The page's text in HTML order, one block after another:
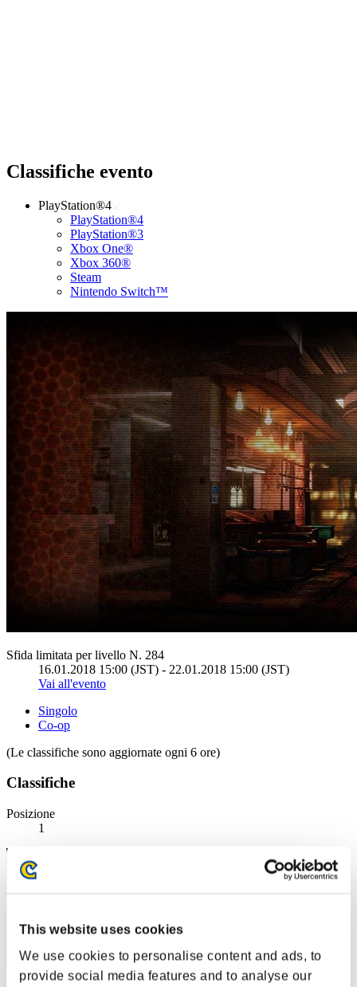
This website uses cookies
We use cookies to personalise content and ads, to
provide social media features and to analyse our
Classifiche evento
PlayStation®4
PlayStation®4
PlayStation®3
Xbox One®
Xbox 360®
Steam
Nintendo Switch™
Sfida limitata per livello N. 284
16.01.2018 15:00 (JST) - 22.01.2018 15:00 (JST)
Vai all'evento
Singolo
Co-op
(Le classifiche sono aggiornate ogni 6 ore)
Classifiche
Posizione
1